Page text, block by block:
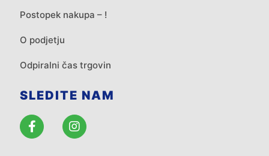
Postopek nakupa – !
O podjetju
Odpiralni čas trgovin
SLEDITE NAM